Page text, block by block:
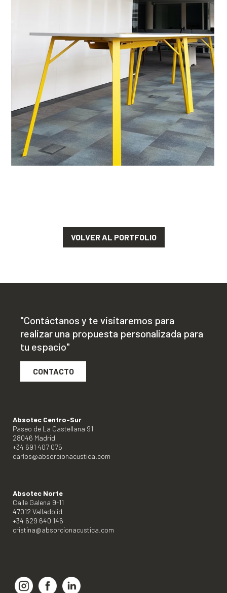
VOLVER AL PORTFOLIO
"Contáctanos y te visitaremos para
realizar una propuesta personalizada para
tu espacio"
CONTACTO
Absotec Centro-Sur
Paseo de La Castellana 91
28046 Madrid
+34 691 407 075
carlos@absorcionacustica.com
Absotec Norte
Calle Galena 9-11
47012 Valladolid
+34 629 640 146
cristina@absorcionacustica.com